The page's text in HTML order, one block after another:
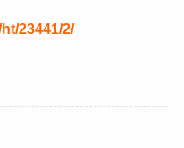
23441/2/